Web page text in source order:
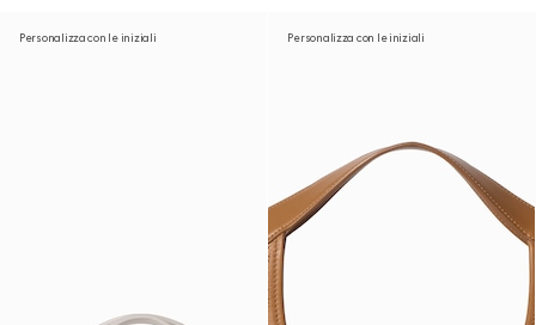
Personalizza con le iniziali Personalizza con le iniziali